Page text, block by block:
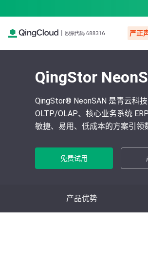
严正
QingStor
QingStor®️ NeonSAN 是青云科
OLTP/OLAP、核心业务系统
敏捷、易用、低成本的方案引领
免费试用
产品优势